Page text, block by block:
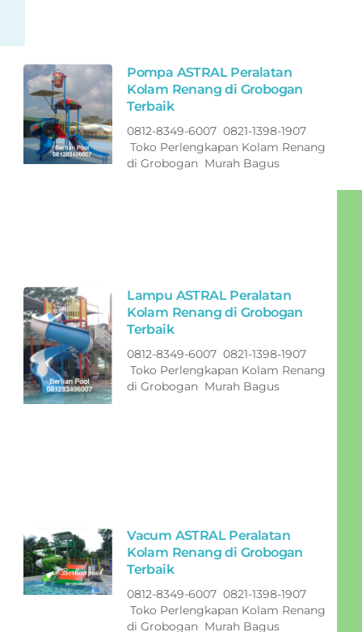
Pompa ASTRAL Peralatan
Kolam Renang di Grobogan
Terbaik
0812-8349-6007 0821-1398-1907
Toko Perlengkapan Kolam Renang
di Grobogan Murah Bagus
Lampu ASTRAL Peralatan
Kolam Renang di Grobogan
Terbaik
0812-8349-6007 0821-1398-1907
Toko Perlengkapan Kolam Renang
di Grobogan Murah Bagus
Vacum ASTRAL Peralatan
Kolam Renang di Grobogan
Terbaik
0812-8349-6007 0821-1398-1907
Toko Perlengkapan Kolam Renang
di Grobogan Murah Bagus